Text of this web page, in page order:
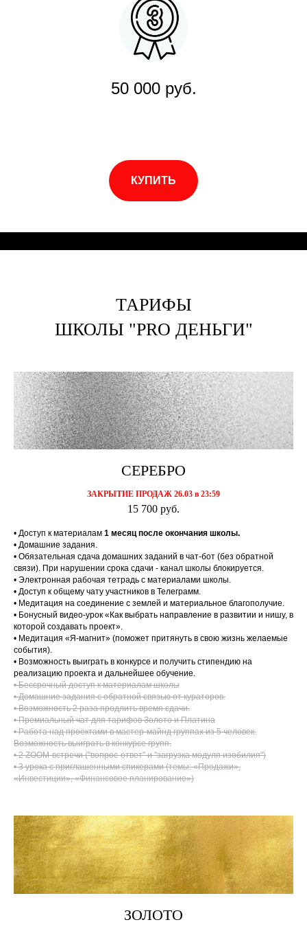
50 000 руб.
КУПИТЬ
ТАРИФЫ
ШКОЛЫ "PRO ДЕНЬГИ"
СЕРЕБРО
ЗАКРЫТИЕ ПРОДАЖ 26.03 в 23:59
15 700 руб.
• Доступ к материалам 1 месяц после окончания школы.
• Домашние задания.
• Обязательная сдача домашних заданий в чат-бот (без обратной
связи). При нарушении срока сдачи - канал школы блокируется.
• Электронная рабочая тетрадь с материалами школы.
• Доступ к общему чату участников в Телеграмм.
• Медитация на соединение с землей и материальное благополучие.
• Бонусный видео-урок «Как выбрать направление в развитии и нишу, в
которой создавать проект».
• Медитация «Я-магнит» (поможет притянуть в свою жизнь желаемые
события).
• Возможность выиграть в конкурсе и получить стипендию на
реализацию проекта и дальнейшее обучение.
• Бессрочный доступ к материалам школы
• Домашние задания с обратной связью от кураторов.
• Возможность 2 раза продлить время сдачи.
• Премиальный чат для тарифов Золото и Платина
• Работа над проектами в мастер-майнд группах из 5 человек.
Возможность выиграть в конкурсе групп.
• 2 ZOOM-встречи ("вопрос-ответ" и "загрузка модуля изобилия")
• 3 урока с приглашенными спикерами(темы: «Продажи»,
«Инвестиции», «Финансовое планирование»)
ЗОЛОТО